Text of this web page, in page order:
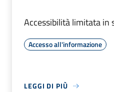
Accessibilità limitata in
Accesso all'informazione
LEGGI DI PIÙ